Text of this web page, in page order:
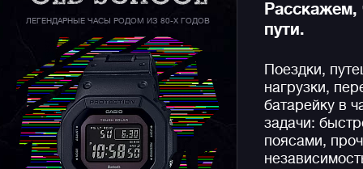
ЛЕГЕНДАРНЫЕ ЧАСЫ РОДОМ ИЗ 80-Х ГОДОВ
Расскажем,
пути.
Поездки,
нагрузки,
батарейку в
задачи:
поясами,